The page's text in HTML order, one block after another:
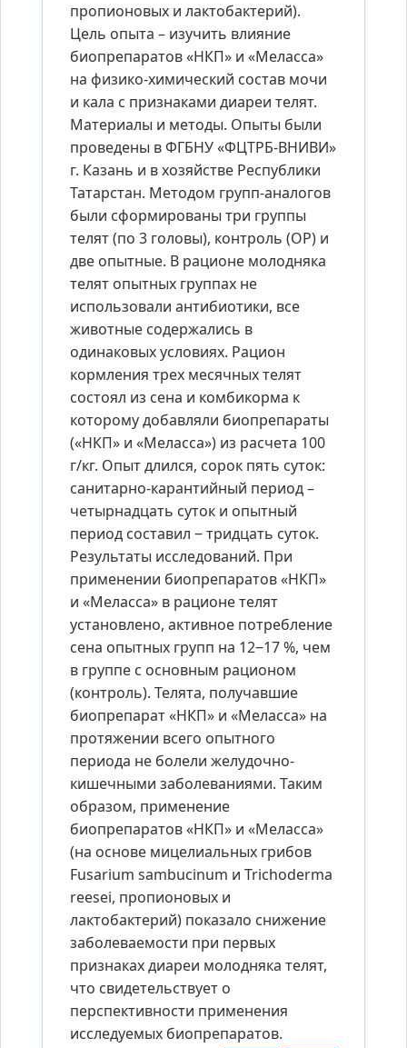
пропионовых и лактобактерий).
Цель опыта – изучить влияние
биопрепаратов «НКП» и «Меласса»
на физико-химический состав мочи
и кала с признаками диареи телят.
Материалы и методы. Опыты были
проведены в ФГБНУ «ФЦТРБ-ВНИВИ»
г. Казань и в хозяйстве Республики
Татарстан. Методом групп-аналогов
были сформированы три группы
телят (по 3 головы), контроль (ОР) и
две опытные. В рационе молодняка
телят опытных группах не
использовали антибиотики, все
животные содержались в
одинаковых условиях. Рацион
кормления трех месячных телят
состоял из сена и комбикорма к
которому добавляли биопрепараты
(«НКП» и «Меласса») из расчета 100
г/кг. Опыт длился, сорок пять суток:
санитарно-карантийный период –
четырнадцать суток и опытный
период составил ‒ тридцать суток.
Результаты исследований. При
применении биопрепаратов «НКП»
и «Меласса» в рационе телят
установлено, активное потребление
сена опытных групп на 12‒17 %, чем
в группе с основным рационом
(контроль). Телята, получавшие
биопрепарат «НКП» и «Меласса» на
протяжении всего опытного
периода не болели желудочно-
кишечными заболеваниями. Таким
образом, применение
биопрепаратов «НКП» и «Меласса»
(на основе мицелиальных грибов
Fusarium sambucinum и Trichoderma
reesei, пропионовых и
лактобактерий) показало снижение
заболеваемости при первых
признаках диареи молодняка телят,
что свидетельствует о
перспективности применения
исследуемых биопрепаратов.